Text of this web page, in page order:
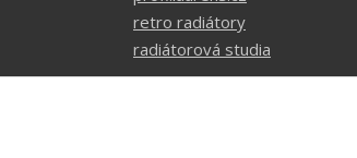
retro radiátory
radiátorová studia